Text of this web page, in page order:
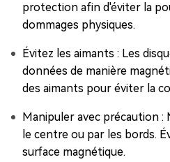
protection afin d'éviter la
dommages physiques.
Évitez les aimants : Les
données de manière
des aimants pour éviter la
Manipuler avec précaution :
le centre ou par les bords.
surface magnétique.